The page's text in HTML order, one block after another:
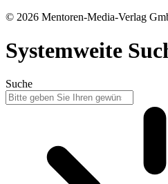
© 2026 Mentoren-Media-Verlag
Systemweite
Suche